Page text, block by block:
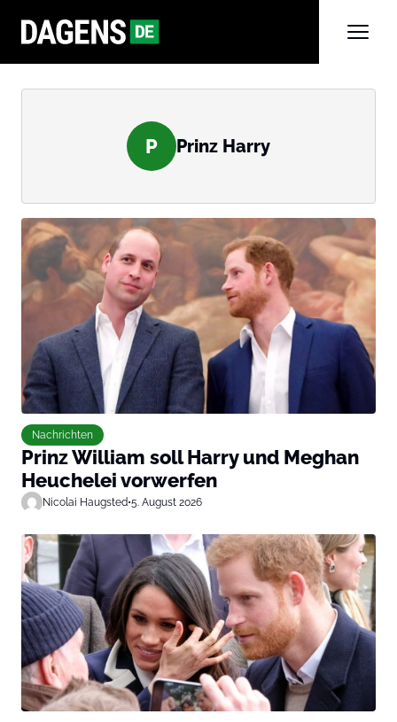
P Prinz Harry
Nachrichten
Prinz William soll Harry und Meghan
Heuchelei vorwerfen
Nicolai Haugsted•5. August 2026